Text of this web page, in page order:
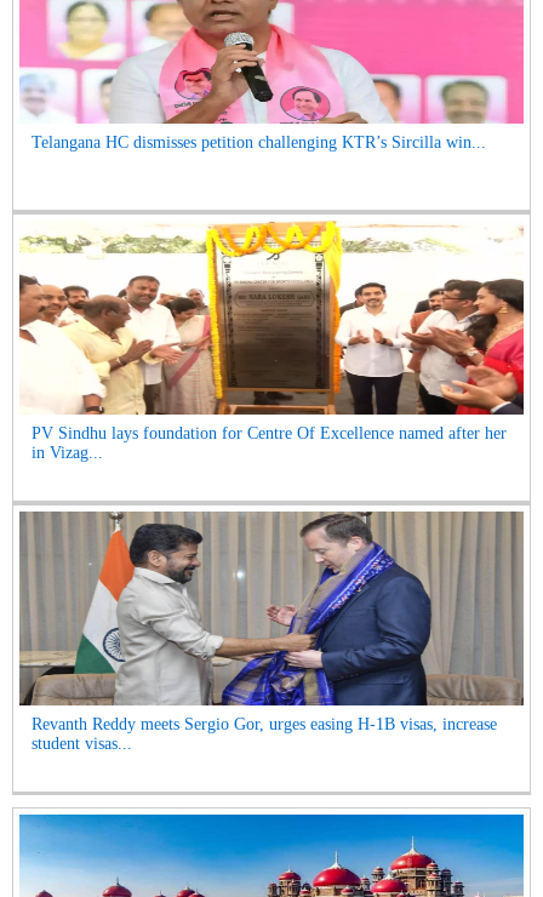
Telangana HC dismisses petition challenging KTR’s Sircilla win...
PV Sindhu lays foundation for Centre Of Excellence named after her
in Vizag...
Revanth Reddy meets Sergio Gor, urges easing H-1B visas, increase
student visas...